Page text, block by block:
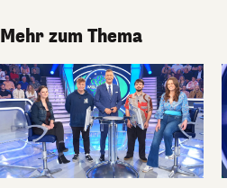
Mehr zum Thema